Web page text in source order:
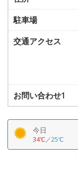
駐車場
交通アクセス
お問い合わせ1
今日
34℃／25℃